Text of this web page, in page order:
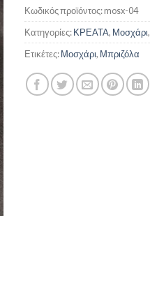
Κωδικός προϊόντος:mosx-04
Κατηγορίες:ΚΡΕΑΤΑ, Μοσχάρι,
Ετικέτες:Μοσχάρι, Μπριζόλα